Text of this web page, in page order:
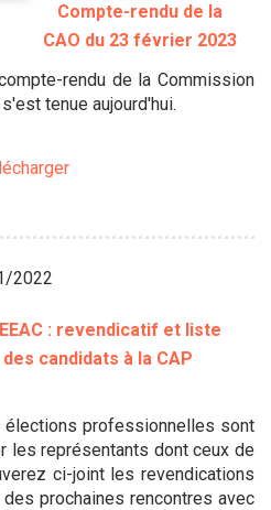
Compte-rendu de la
CAO du 23 février 2023
rendu de la Commission
tenue aujourd'hui.
2022
: revendicatif et liste
des candidats à la CAP
élections professionnelles sont
les représentants dont ceux de
ci-joint les revendications
prochaines rencontres avec